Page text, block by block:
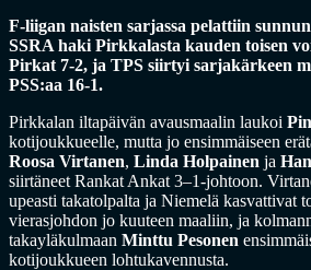
F-liigan naisten sarjassa pelattiin
SSRA haki Pirkkalasta kauden toisen
Pirkat 7-2, ja TPS siirtyi sarjakärkeen
PSS:aa 16-1.
Pirkkalan iltapäivän avausmaalin laukoi
kotijoukkueelle, mutta jo ensimmäiseen
Roosa Virtanen, Linda Holpainen ja
siirtäneet Rankat Ankat 3–1-johtoon.
upeasti takatolpalta ja Niemelä kasvattivat
vierasjohdon jo kuuteen maaliin, ja
takayläkulmaan Minttu Pesonen
kotijoukkueen lohtukavennusta.